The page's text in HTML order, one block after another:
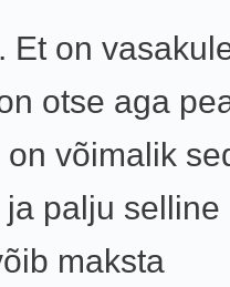
Et on
otse aga
võimalik
palju selline
maksta